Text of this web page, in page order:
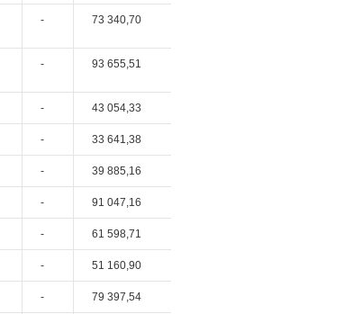
- 73 340,70
- 93 655,51
- 43 054,33
- 33 641,38
- 39 885,16
- 91 047,16
- 61 598,71
- 51 160,90
- 79 397,54